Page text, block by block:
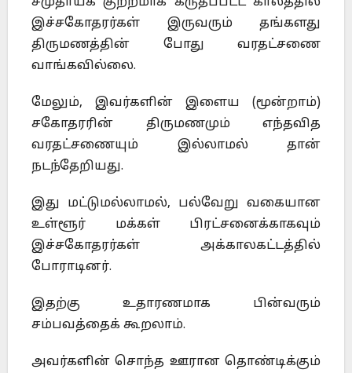
இச்சகோதரர்கள் இருவரும் தங்களது
திருமணத்தின் போது வரதட்சணை
வாங்கவில்லை.
மேலும், இவர்களின் இளைய (மூன்றாம்)
சகோதரரின் திருமணமும் எந்தவித
வரதட்சணையும் இல்லாமல் தான்
நடந்தேறியது.
இது மட்டுமல்லாமல், பல்வேறு வகையான
உள்ளூர் மக்கள் பிரட்சனைக்காகவும்
இச்சகோதரர்கள் அக்காலகட்டத்தில்
போராடினர்.
இதற்கு உதாரணமாக பின்வரும்
சம்பவத்தைக் கூறலாம்.
அவர்களின் சொந்த ஊரான தொண்டிக்கும்